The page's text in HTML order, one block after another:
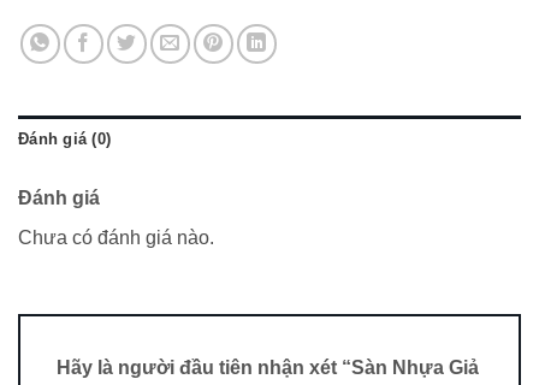
Đánh giá (0)
Đánh giá
Chưa có đánh giá nào.
Hãy là người đầu tiên nhận xét “Sàn Nhựa Giả